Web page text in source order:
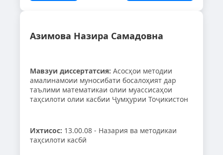
Азимова Назира Самадовна
Мавзуи диссертатсия: Асосҳои методии
амалинамоии муносибати босалоҳият дар
таълими математикаи олии муассисаҳои
таҳсилоти олии касбии Ҷумҳурии Тоҷикистон
Ихтисос: 13.00.08 - Назария ва методикаи
таҳсилоти касбӣ